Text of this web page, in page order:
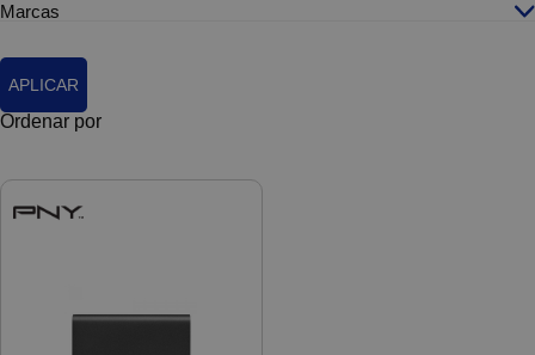
Marcas
APLICAR
Ordenar por